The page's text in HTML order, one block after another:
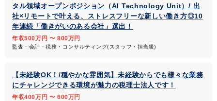
タル領域オープンポジション（AI Technology Unit）/ 出
社×リモートで叶える、ストレスフリーな新しい働き方◎10
年連続「働きがいのある会社」選出！
年収500万円 〜 800万円
監査・会計・税務・コンサルティング(スタッフ・担当級)
【未経験OK！/穏やかな雰囲気】未経験からでも様々な業務
にチャレンジできる環境が魅力の税理士法人です！
年収400万円 〜 600万円